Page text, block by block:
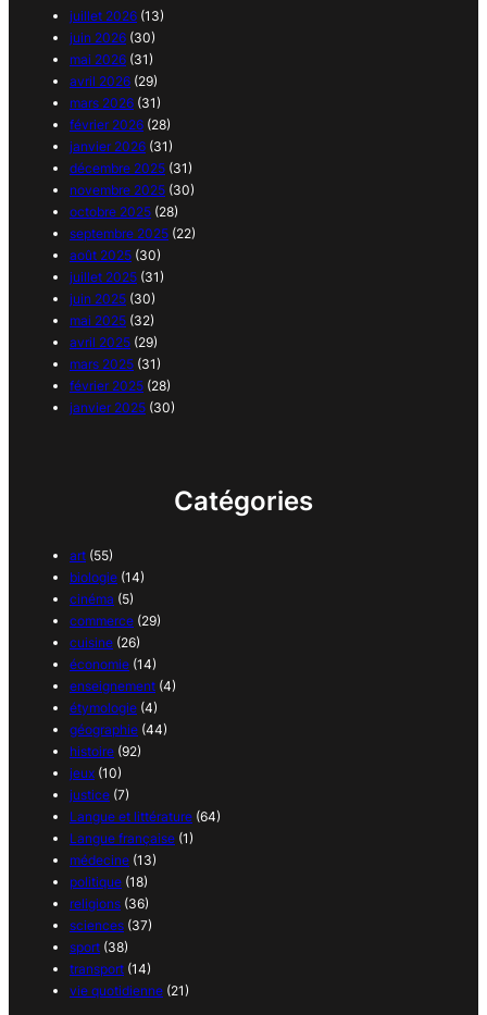
juillet 2026 (13)
juin 2026 (30)
mai 2026 (31)
avril 2026 (29)
mars 2026 (31)
février 2026 (28)
janvier 2026 (31)
décembre 2025 (31)
novembre 2025 (30)
octobre 2025 (28)
septembre 2025 (22)
août 2025 (30)
juillet 2025 (31)
juin 2025 (30)
mai 2025 (32)
avril 2025 (29)
mars 2025 (31)
février 2025 (28)
janvier 2025 (30)
Catégories
art (55)
biologie (14)
cinéma (5)
commerce (29)
cuisine (26)
économie (14)
enseignement (4)
étymologie (4)
géographie (44)
histoire (92)
jeux (10)
justice (7)
Langue et littérature (64)
Langue française (1)
médecine (13)
politique (18)
religions (36)
sciences (37)
sport (38)
transport (14)
vie quotidienne (21)